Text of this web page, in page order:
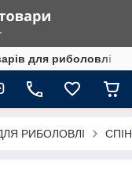
для риболовлі
РИБОЛОВЛІ